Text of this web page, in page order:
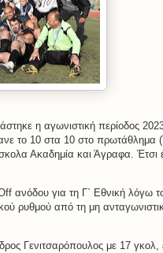
η αγωνιστική περίοδος
το 10 στα 10 στο πρωτάθλημα
Ακαδημία και Άγραφα. Έτσι
ανόδου για τη Γ΄ Εθνική λόγω
ρυθμού από τη μη
Γενιτσαρόπουλος με 17